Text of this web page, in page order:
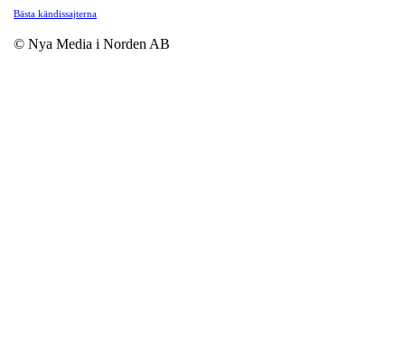
Bästa kändissajterna
© Nya Media i Norden AB